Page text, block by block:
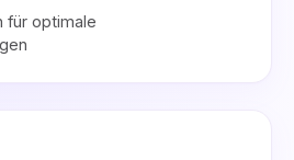
für optimale